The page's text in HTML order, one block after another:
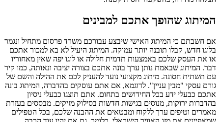
המיתוג שהופך אתכם למבינים
אם חשבתם כי המיתוג האישי שיבצע עבורכם משרד פרסום מתחיל ונגמר
בלוגו חדש, קבלו תובנה יותר עמוקה. המיתוג היעיל לא בא למכור אתכם
או את העסק שלכם באמצעות תדמית חלולה או לוגו יפה שאין מאחוריו
דבר. המיתוג שבאמת נותן ערך בונה אתכם בצורה יציבה ונאותה, כמו קיר
עם תשתית חסונה. מיתוג מקצועי נועד להעניק לכם את ההילה והשם של
גורם עסקי "מבין עניין". לדוגמא, אם אתם עוסקים בהדברה, המיתוג בונה
אתכם כבעלי ידע בכל החידושים בתחום. אתם תוצגו כבעלי ניסיון
בהדברות ירוקות, מנוסים בגישות חדשות בסילוק מזיקים. מבססים בעזרת
מאמרים וטיפים ערך ללקוח ומבטאים את ההבנה שלכם, בכל הטפילים